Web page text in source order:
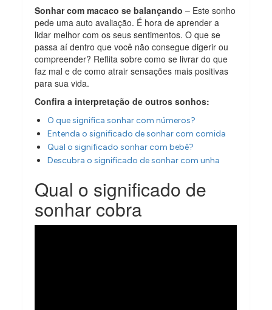
Sonhar com macaco se balançando – Este sonho
pede uma auto avaliação. É hora de aprender a
lidar melhor com os seus sentimentos. O que se
passa aí dentro que você não consegue digerir ou
compreender? Reflita sobre como se livrar do que
faz mal e de como atrair sensações mais positivas
para sua vida.
Confira a interpretação de outros sonhos:
O que significa sonhar com números?
Entenda o significado de sonhar com comida
Qual o significado sonhar com bebê?
Descubra o significado de sonhar com unha
Qual o significado de
sonhar cobra